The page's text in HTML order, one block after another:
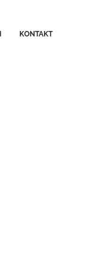
KONTAKT